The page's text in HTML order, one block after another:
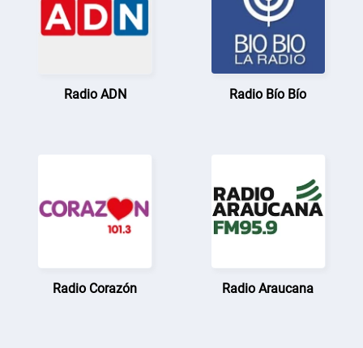
Radio ADN Radio Bío Bío
Radio Corazón Radio Araucana